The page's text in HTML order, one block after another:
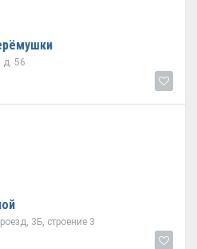
д. 56
3Б, строение 3